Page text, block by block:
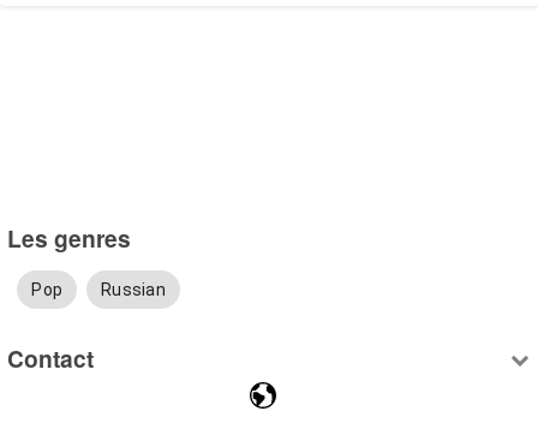
Les genres
Pop Russian
Contact